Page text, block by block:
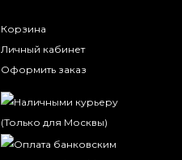
Корзина
Личный кабинет
Оформить заказ